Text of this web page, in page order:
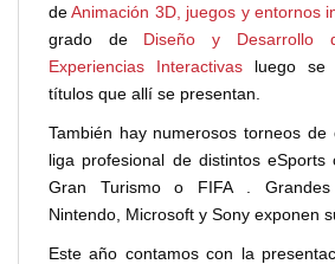
deAnimación 3D, juegos y entornos
grado de Diseño y Desarrollo
Experiencias Interactivasluego se
títulos que allí se presentan.
También hay numerosos torneos de
liga profesional de distintos eSports
Gran Turismo o FIFA . Grandes
Nintendo, Microsoft y Sony exponen
Este año contamos con la